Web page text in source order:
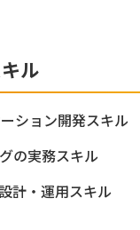
ル
ション開発スキル
の実務スキル
計・運用スキル